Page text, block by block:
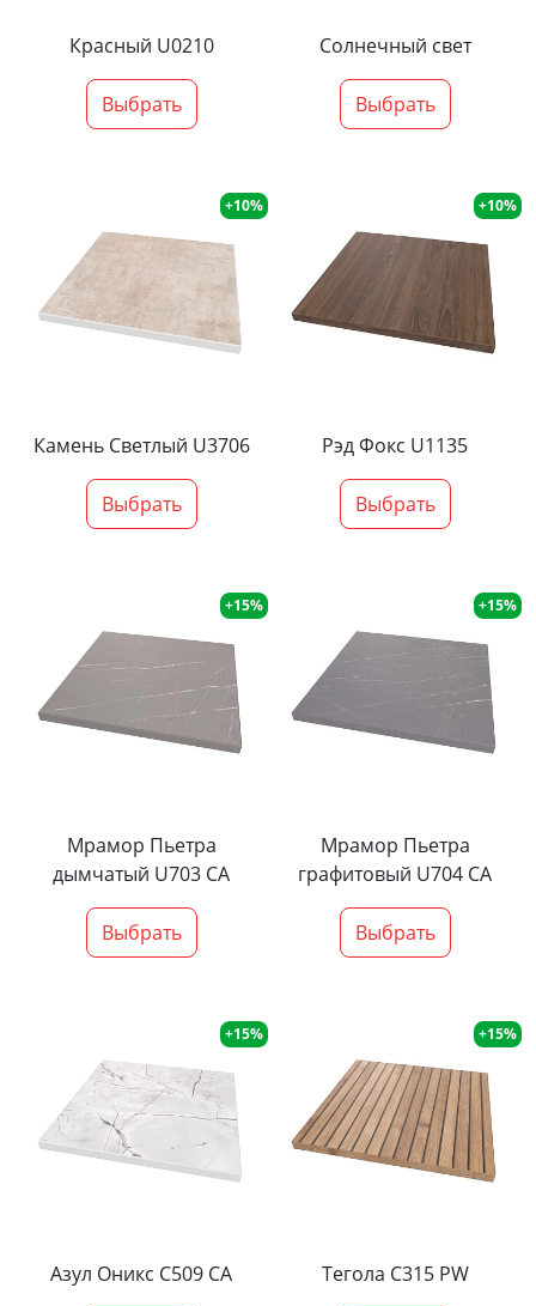
Красный U0210
Выбрать
Солнечный свет
Выбрать
+10%
Камень Светлый U3706
Выбрать
+10%
Рэд Фокс U1135
Выбрать
+15%
Мрамор Пьетра
дымчатый U703 CA
Выбрать
+15%
Мрамор Пьетра
графитовый U704 CA
Выбрать
+15%
Азул Оникс С509 СА
+15%
Тегола С315 PW